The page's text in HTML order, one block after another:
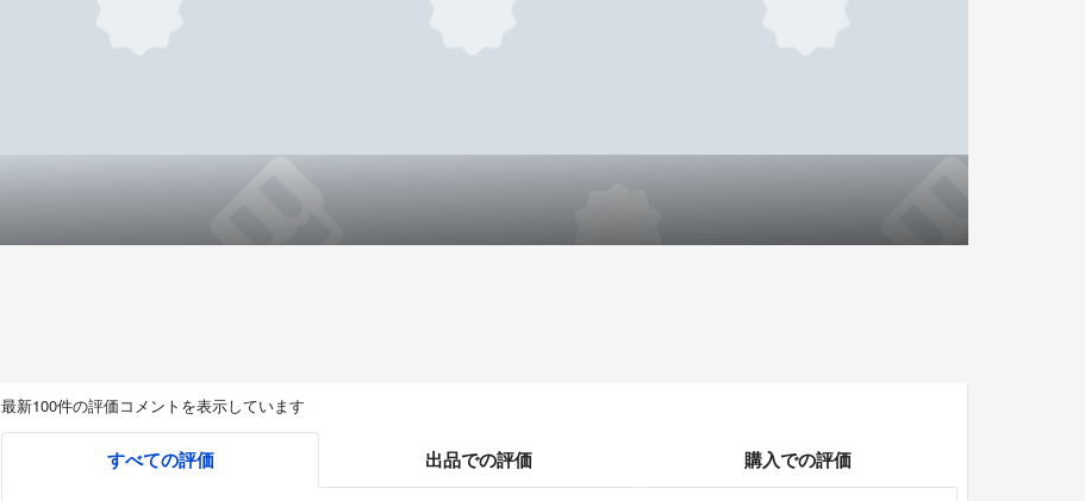
最新100件の評価コメントを表示しています
すべての評価 出品での評価 購入での評価